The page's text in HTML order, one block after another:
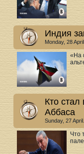
Индия
Monday, 28
«На
Кто
Аббаса
Sunday, 27
Что